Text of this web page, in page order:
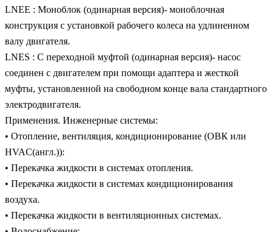
LNEE : Моноблок (одинарная версия)- моноблочная
конструкция с установкой рабочего колеса на удлиненном
валу двигателя.
LNES : С переходной муфтой (одинарная версия)- насос
соединен с двигателем при помощи адаптера и жесткой
муфты, установленной на свободном конце вала стандартного
электродвигателя.
Применения. Инженерные системы:
• Отопление, вентиляция, кондиционирование (ОВК или
HVAC(англ.)):
• Перекачка жидкости в системах отопления.
• Перекачка жидкости в системах кондиционирования
воздуха.
• Перекачка жидкости в вентиляционных системах.